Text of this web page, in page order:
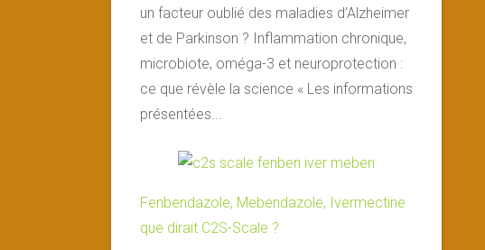
un facteur oublié des maladies d’Alzheimer
et de Parkinson ? Inflammation chronique,
microbiote, oméga-3 et neuroprotection :
ce que révèle la science « Les informations
présentées...
Fenbendazole, Mebendazole, Ivermectine
que dirait C2S-Scale ?